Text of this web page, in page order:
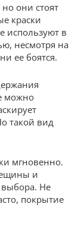
они стоят
краски
используют в
несмотря на
ее боятся.
можно
такой вид
мгновенно.
и
Не
покрытие